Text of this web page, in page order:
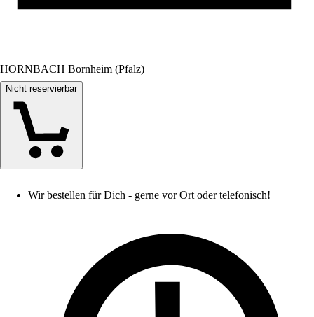
HORNBACH Bornheim (Pfalz)
Nicht reservierbar
Wir bestellen für Dich - gerne vor Ort oder telefonisch!